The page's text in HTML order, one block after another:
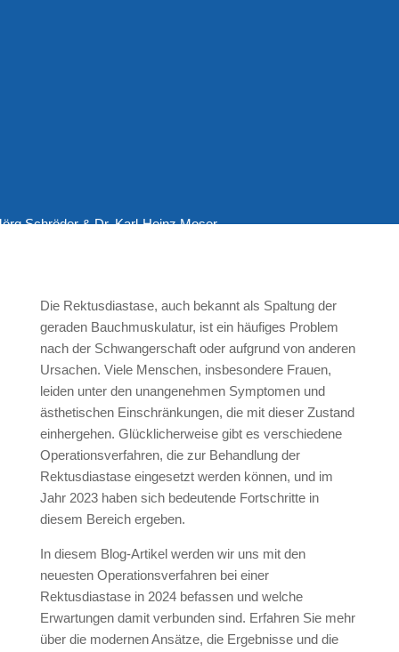
Schröder & Dr. Karl-Heinz Moser
Die Rektusdiastase, auch bekannt als Spaltung der
geraden Bauchmuskulatur, ist ein häufiges Problem
nach der Schwangerschaft oder aufgrund von anderen
Ursachen. Viele Menschen, insbesondere Frauen,
leiden unter den unangenehmen Symptomen und
ästhetischen Einschränkungen, die mit dieser Zustand
einhergehen. Glücklicherweise gibt es verschiedene
Operationsverfahren, die zur Behandlung der
Rektusdiastase eingesetzt werden können, und im
Jahr 2023 haben sich bedeutende Fortschritte in
diesem Bereich ergeben.
In diesem Blog-Artikel werden wir uns mit den
neuesten Operationsverfahren bei einer
Rektusdiastase in 2024 befassen und welche
Erwartungen damit verbunden sind. Erfahren Sie mehr
über die modernen Ansätze, die Ergebnisse und die